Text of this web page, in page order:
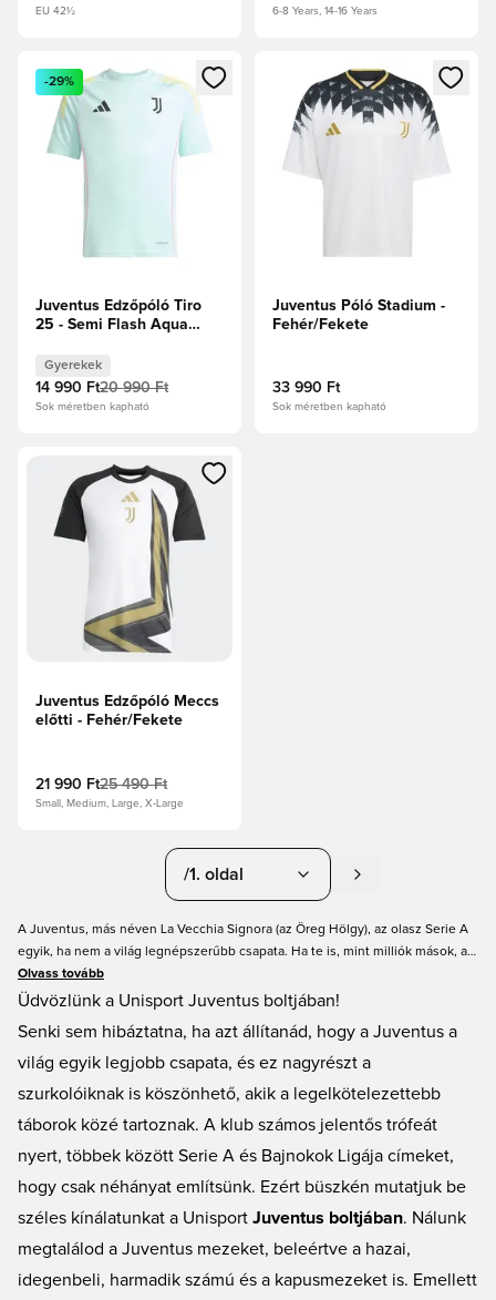
EU 42½ 6-8 Years, 14-16 Years
Megnyit egy modált a bejelentkezéshez vagy a tagként
-29%
Juventus Edzőpóló Tiro
25 - Semi Flash Aqua
Gyerekek
14 990 Ft20 990 Ft
Sok méretben kapható
Megnyit egy modált a
Juventus Póló Stadium -
Fehér/Fekete
33 990 Ft
Sok méretben kapható
Megnyit egy modált a bejelentkezéshez vagy a tagként
Juventus Edzőpóló Meccs
előtti - Fehér/Fekete
21 990 Ft25 490 Ft
Small, Medium, Large, X-Large
/1. oldal
A Juventus, más néven La Vecchia Signora (az Öreg Hölgy), az olasz Serie A
egyik, ha nem a világ legnépszerűbb csapata. Ha te is, mint milliók mások, az
olasz topklub rajongója vagy, akkor ez az oldal mindent tartalmaz, amit
keresel. Online Juventus shopunkban a piacon kapható legjobb, legmenőbb
át az edzőruházatig, sőt még kulcstartókat is találsz. Szuper árak és gyors
szállítás a Unisporttól.
Olvass tovább
Üdvözlünk a Unisport Juventus boltjában!
Senki sem hibáztatna, ha azt állítanád, hogy a Juventus a
világ egyik legjobb csapata, és ez nagyrészt a
szurkolóiknak is köszönhető, akik a legelkötelezettebb
táborok közé tartoznak. A klub számos jelentős trófeát
nyert, többek között Serie A és Bajnokok Ligája címeket,
hogy csak néhányat említsünk. Ezért büszkén mutatjuk be
széles kínálatunkat a Unisport Juventus boltjában. Nálunk
megtalálod a Juventus mezeket, beleértve a hazai,
idegenbeli, harmadik számú és a kapusmezeket is. Emellett